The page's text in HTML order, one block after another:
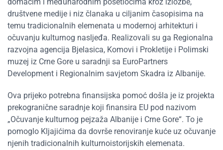
društvene medije i niz članaka u ciljanim časopisima na
temu tradicionalnih elemenata u modernoj arhitekturi i
očuvanju kulturnog nasljeđa. Realizovali su ga Regionalna
razvojna agencija Bjelasica, Komovi i Prokletije i Polimski
muzej iz Crne Gore u saradnji sa EuroPartners
Development i Regionalnim savjetom Skadra iz Albanije.
Ova prijeko potrebna finansijska pomoć došla je iz projekta
prekogranične saradnje koji finansira EU pod nazivom
„Očuvanje kulturnog pejzaža Albanije i Crne Gore“. To je
pomoglo Kljajićima da dovrše renoviranje kuće uz očuvanje
njenih tradicionalnih kulturnoistorijskih elemenata.